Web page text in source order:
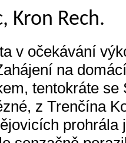
Kron Rech.
v očekávání
na
tentokráte se
z Trenčína
prohrála